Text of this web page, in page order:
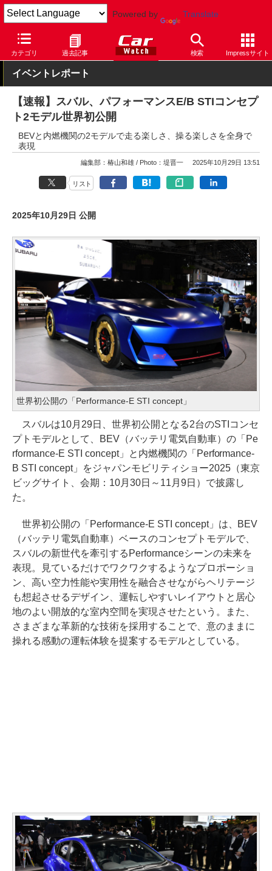
Powered by Translate
カテゴリ 過去記事 検索 Impressサイト
Car Watch イベント ジャパンモビリティショー 2025
イベントレポート
【速報】スバル、パフォーマンスE/B STIコンセプ
ト2モデル世界初公開
BEVと内燃機関の2モデルで走る楽しさ、操る楽しさを全身で
表現
編集部：椿山和雄 Photo：堤晋一 2025年10月29日 13:51
リスト
2025年10月29日 公開
世界初公開の「Performance-E STI concept」
スバルは10月29日、世界初公開となる2台のSTIコンセ
プトモデルとして、BEV（バッテリ電気自動車）の「Pe
rformance-E STI concept」と内燃機関の「Performance-
B STI concept」をジャパンモビリティショー2025（東京
ビッグサイト、会期：10月30日～11月9日）で披露し
た。
世界初公開の「Performance-E STI concept」は、BEV
（バッテリ電気自動車）ベースのコンセプトモデルで、
スバルの新世代を牽引するPerformanceシーンの未来を
表現。見ているだけでワクワクするようなプロポーショ
ン、高い空力性能や実用性を融合させながらヘリテージ
も想起させるデザイン、運転しやすいレイアウトと居心
地のよい開放的な室内空間を実現させたという。また、
さまざまな革新的な技術を採用することで、意のままに
操れる感動の運転体験を提案するモデルとしている。